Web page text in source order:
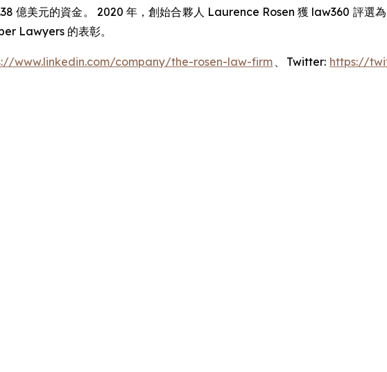
億美元的資金。 2020 年，創始合夥人 Laurence Rosen 獲 law360 評選
Lawyers 的表彰。
www.linkedin.com/company/the-rosen-law-firm 、Twitter: https://